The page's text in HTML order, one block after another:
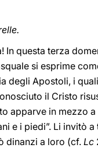
In questa terza
si esprime
degli Apostoli, i
il Cristo
apparve in mezzo a
e i piedi”. Li invitò
dinanzi a loro (cf. Lc